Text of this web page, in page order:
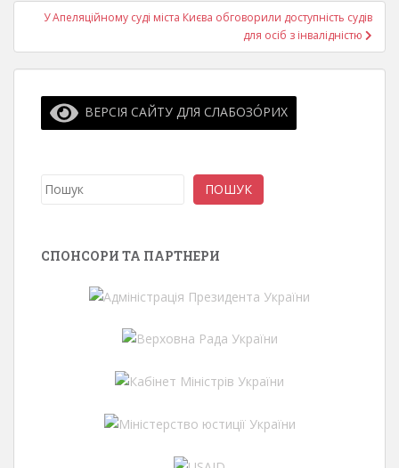
У Апеляційному суді міста Києва обговорили доступність судів
для осіб з інвалідністю
ВЕРСІЯ САЙТУ ДЛЯ СЛАБОЗО́РИХ
Пошук ПОШУК
СПОНСОРИ ТА ПАРТНЕРИ